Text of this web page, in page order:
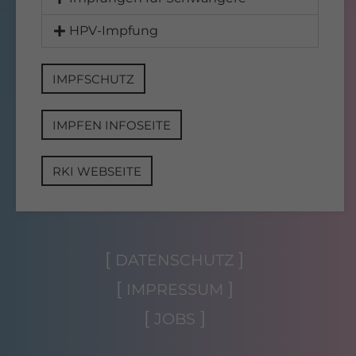
HPV-Impfung
IMPFSCHUTZ
IMPFEN INFOSEITE
RKI WEBSEITE
DATENSCHUTZ
IMPRESSUM
JOBS